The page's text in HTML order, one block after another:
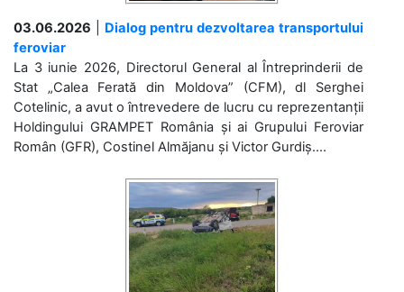
03.06.2026
Dialog pentru dezvoltarea transportului
feroviar
La 3 iunie 2026, Directorul General al Întreprinderii de
Stat „Calea Ferată din Moldova” (CFM), dl Serghei
Cotelinic, a avut o întrevedere de lucru cu reprezentanții
Holdingului GRAMPET România și ai Grupului Feroviar
Român (GFR), Costinel Almăjanu și Victor Gurdiș....